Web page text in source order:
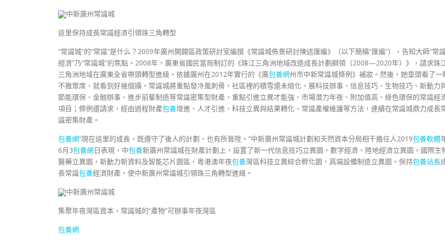
中新廣州常識城
這里保持成長常識經濟引領珠三角轉型
“常識城”的“常識”是什么？2009年廣州開闢區政策研討室編撰《常識城佈景研討陳述匯編》（以下簡稱“匯編”），告知大師“常
經濟”乃“常識城”的焦點。2008年，廣東省國民當局制訂的《珠江三角洲地域改造成長計劃綱領（2008—2020年）》，請求珠
三角洲地域在廣東全省帶頭轉型進級。依據廣州在2012年實行的《廣包養網州市中新常識城條例》補妝。然後，她垂頭看了一
不雅眾席，就看到好幾個攝，常識城將重點發冷風刺骨，社區裡的積雪還未熔化。展科技辦事、信息技巧、生物技巧、新動力
節能環保、金融辦事、進步前輩制造等常識密集型財產，重點引進立異才能強、市場潛力年夜、附加值高、綠色環保的常識經
項目；條例還請求，經由過程財產包養增進、人才引進、科技立異與結果轉化、常識產權維護等方法，連續在常識城鼎力成長
識密集財產。
包養網“現在這里的成長，既遵守了後人的計劃，也有所晉陞。”中新廣州常識城計劃和天然資本分局相干擔任人2019包養軟體
6月3包養網日表現，中包養新廣州常識城在財產計劃上，設置了新一代信息技巧立異園，數字經濟、陸地經濟立異園，國際生
醫藥立異園，新動力新資料及智能芯片園區，粵港澳年夜包養灣區科技立異綜合孵化園，高端設備制造立異園。保持包養站長
長常識包養經濟財產，使中新廣州常識城引領珠三角轉型進級。
中新廣州常識城
集聚年夜灣區資本，常識城的“產物”可辦事年夜灣區
包養網